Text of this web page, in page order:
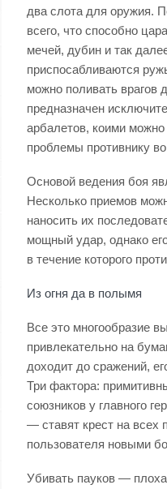
два слота для оружия.
всего, что способно
мечей, дубин и так
приспосабливаются
можно поливать врагов
предназначен
арбалетов, коими
проблемы противнику
Основой ведения боя
Несколько приемов
наносить их
мощный удар, однако
в течение которого
Из огня да в полымя
Все это многообразие
привлекательно на
доходит до сражений,
Три фактора:
союзников у главного
— ставят крест на всех
пользователя новыми
Убивать пауков —